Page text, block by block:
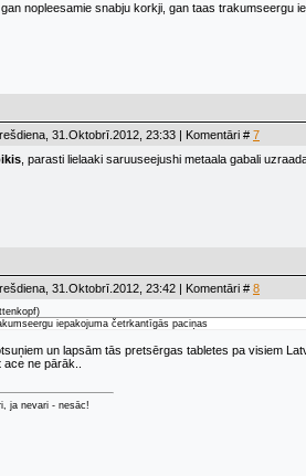
gan nopleesamie snabju korkji, gan taas trakumseergu
31.Oktobrī.2012, 23:33 | Komentāri # 7
, parasti lielaaki saruuseejushi metaala gabali
31.Oktobrī.2012, 23:42 | Komentāri # 8
)
iepakojuma četrkantīgās paciņas
un lapsām tās pretsērgas tabletes pa visiem
ne pārāk..
ja nevari - nesāc!